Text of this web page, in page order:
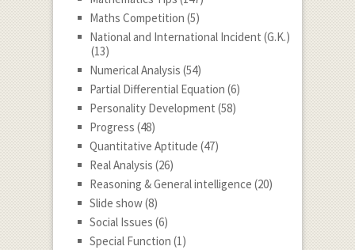
Maths Competition (5)
National and International Incident (G.K.)
(13)
Numerical Analysis (54)
Partial Differential Equation (6)
Personality Development (58)
Progress (48)
Quantitative Aptitude (47)
Real Analysis (26)
Reasoning & General intelligence (20)
Slide show(8)
Social Issues (6)
Special Function (1)